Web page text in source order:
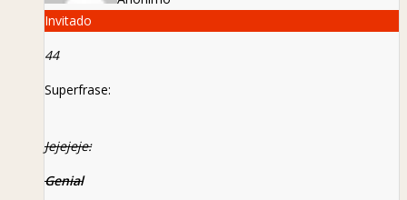
Invitado
44
Superfrase:
Jejejeje:
Genial